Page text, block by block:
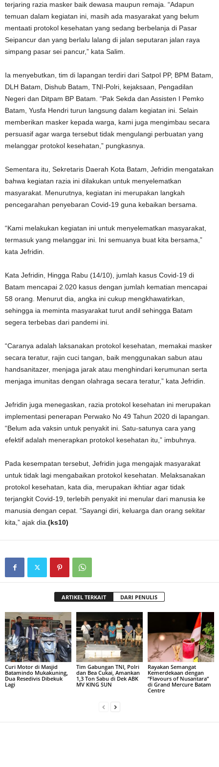
terjaring razia masker baik dewasa maupun remaja. “Adapun
temuan dalam kegiatan ini, masih ada masyarakat yang belum
mentaati protokol kesehatan yang sedang berbelanja di Pasar
Seipancur dan yang berlalu lalang di jalan seputaran jalan raya
simpang pasar sei pancur,” kata Salim.
Ia menyebutkan, tim di lapangan terdiri dari Satpol PP, BPM Batam,
DLH Batam, Dishub Batam, TNI-Polri, kejaksaan, Pengadilan
Negeri dan Ditpam BP Batam. “Pak Sekda dan Assisten I Pemko
Batam, Yusfa Hendri turun langsung dalam kegiatan ini. Selain
memberikan masker kepada warga, kami juga mengimbau secara
persuasif agar warga tersebut tidak mengulangi perbuatan yang
melanggar protokol kesehatan,” pungkasnya.
Sementara itu, Sekretaris Daerah Kota Batam, Jefridin mengatakan
bahwa kegiatan razia ini dilakukan untuk menyelematkan
masyarakat. Menurutnya, kegiatan ini merupakan langkah
pencegarahan penyebaran Covid-19 guna kebaikan bersama.
“Kami melakukan kegiatan ini untuk menyelematkan masyarakat,
termasuk yang melanggar ini. Ini semuanya buat kita bersama,”
kata Jefridin.
Kata Jefridin, Hingga Rabu (14/10), jumlah kasus Covid-19 di
Batam mencapai 2.020 kasus dengan jumlah kematian mencapai
58 orang. Menurut dia, angka ini cukup mengkhawatirkan,
sehingga ia meminta masyarakat turut andil sehingga Batam
segera terbebas dari pandemi ini.
“Caranya adalah laksanakan protokol kesehatan, memakai masker
secara teratur, rajin cuci tangan, baik menggunakan sabun atau
handsanitazer, menjaga jarak atau menghindari kerumunan serta
menjaga imunitas dengan olahraga secara teratur,” kata Jefridin.
Jefridin juga menegaskan, razia protokol kesehatan ini merupakan
implementasi penerapan Perwako No 49 Tahun 2020 di lapangan.
“Belum ada vaksin untuk penyakit ini. Satu-satunya cara yang
efektif adalah menerapkan protokol kesehatan itu,” imbuhnya.
Pada kesempatan tersebut, Jefridin juga mengajak masyarakat
untuk tidak lagi mengabaikan protokol kesehatan. Melaksanakan
protokol kesehatan, kata dia, merupakan ikhtiar agar tidak
terjangkit Covid-19, terlebih penyakit ini menular dari manusia ke
manusia dengan cepat. “Sayangi diri, keluarga dan orang sekitar
kita,” ajak dia. (ks10)
ARTIKEL TERKAIT DARI PENULIS
Curi Motor di Masjid
Batamindo Mukakuning,
Dua Resedivis Dibekuk
Lagi
Tim Gabungan TNI, Polri
dan Bea Cukai, Amankan
1,3 Ton Sabu di Dek ABK
MV KING SUN
Rayakan Semangat
Kemerdekaan dengan
“Flavours of Nusantara”
di Grand Mercure Batam
Centre